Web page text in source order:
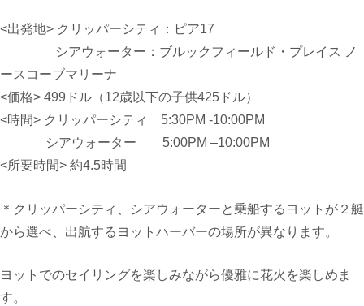
<出発地> クリッパーシティ ： ピア17
シアウォーター ： ブルックフィールド・プレイス
ノ
ースコーブマリーナ
<価格> 499ドル （12歳以下の子供425ドル）
<時間> クリッパーシティ 5:30PM -10:00PM
シアウォーター 5:00PM –10:00PM
<所要時間> 約4.5時間
＊ クリッパーシティ
シアウォーターと乗船するヨットが２艇
から選べ、出航するヨットハーバーの場所が異なります。
ヨットでのセイリングを楽しみながら優雅に花火を楽しめま
す。